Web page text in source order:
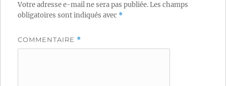
Votre adresse e-mail ne sera pas publiée.Les champs
obligatoires sont indiqués avec *
COMMENTAIRE *